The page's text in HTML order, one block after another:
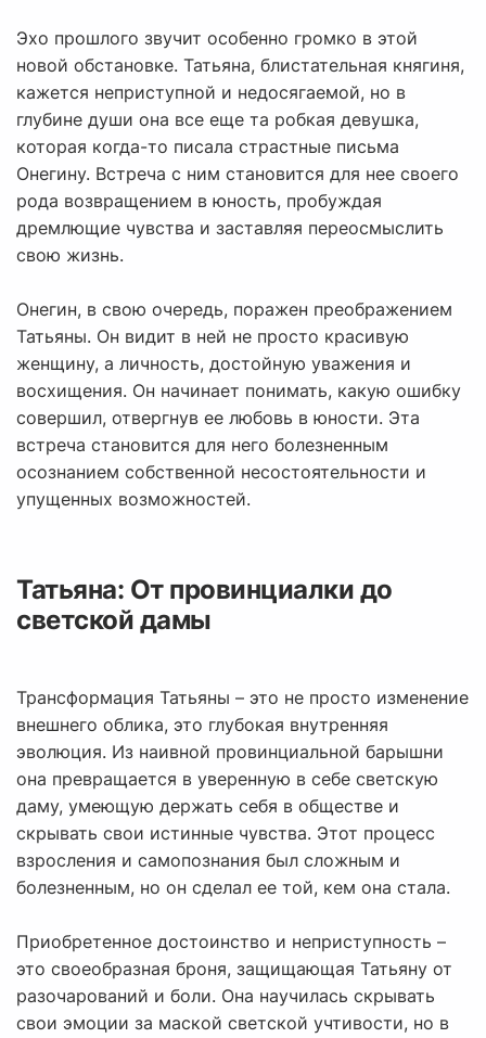
Эхо прошлого звучит особенно громко в этой
новой обстановке. Татьяна, блистательная княгиня,
кажется неприступной и недосягаемой, но в
глубине души она все еще та робкая девушка,
которая когда-то писала страстные письма
Онегину. Встреча с ним становится для нее своего
рода возвращением в юность, пробуждая
дремлющие чувства и заставляя переосмыслить
свою жизнь.
Онегин, в свою очередь, поражен преображением
Татьяны. Он видит в ней не просто красивую
женщину, а личность, достойную уважения и
восхищения. Он начинает понимать, какую ошибку
совершил, отвергнув ее любовь в юности. Эта
встреча становится для него болезненным
осознанием собственной несостоятельности и
упущенных возможностей.
Татьяна: От провинциалки до
светской дамы
Трансформация Татьяны – это не просто изменение
внешнего облика, это глубокая внутренняя
эволюция. Из наивной провинциальной барышни
она превращается в уверенную в себе светскую
даму, умеющую держать себя в обществе и
скрывать свои истинные чувства. Этот процесс
взросления и самопознания был сложным и
болезненным, но он сделал ее той, кем она стала.
Приобретенное достоинство и неприступность –
это своеобразная броня, защищающая Татьяну от
разочарований и боли. Она научилась скрывать
свои эмоции за маской светской учтивости, но в